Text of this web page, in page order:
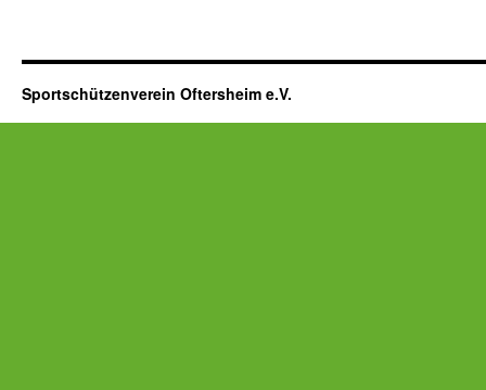
Sportschützenverein Oftersheim e.V.